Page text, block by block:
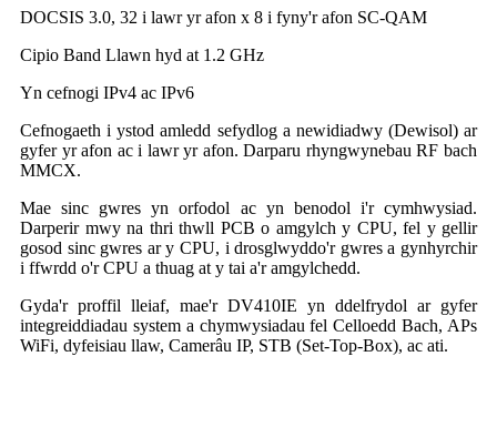
DOCSIS 3.0, 32 i lawr yr afon x 8 i fyny'r afon SC-QAM
Cipio Band Llawn hyd at 1.2 GHz
Yn cefnogi IPv4 ac IPv6
Cefnogaeth i ystod amledd sefydlog a newidiadwy (Dewisol) ar
gyfer yr afon ac i lawr yr afon. Darparu rhyngwynebau RF bach
MMCX.
Mae sinc gwres yn orfodol ac yn benodol i'r cymhwysiad.
Darperir mwy na thri thwll PCB o amgylch y CPU, fel y gellir
gosod sinc gwres ar y CPU, i drosglwyddo'r gwres a gynhyrchir
i ffwrdd o'r CPU a thuag at y tai a'r amgylchedd.
Gyda'r proffil lleiaf, mae'r DV410IE yn ddelfrydol ar gyfer
integreiddiadau system a chymwysiadau fel Celloedd Bach, APs
WiFi, dyfeisiau llaw, Camerâu IP, STB (Set-Top-Box), ac ati.